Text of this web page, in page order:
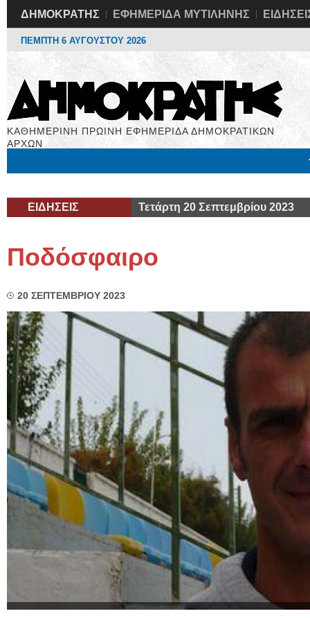
ΔΗΜΟΚΡΑΤΗΣ ΕΦΗΜΕΡΙΔΑ ΜΥΤΙΛΗΝΗΣ
ΠΕΜΠΤΗ 6 ΑΥΓΟΥΣΤΟΥ 2026
ΚΑΘΗΜΕΡΙΝΗ ΠΡΩΙΝΗ ΕΦΗΜΕΡΙΔΑ ΔΗΜΟΚΡΑΤΙΚΩΝ
ΑΡΧΩΝ
ΕΙΔΗΣΕΙΣ Τετάρτη 20 Σεπτεμβρίου 2023
Ποδόσφαιρο
20 ΣΕΠΤΕΜΒΡΙΟΥ 2023